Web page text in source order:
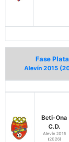
Fase Plata
Alevín 2015
Beti-Ona
C.D.
Alevín 2015
(2026)